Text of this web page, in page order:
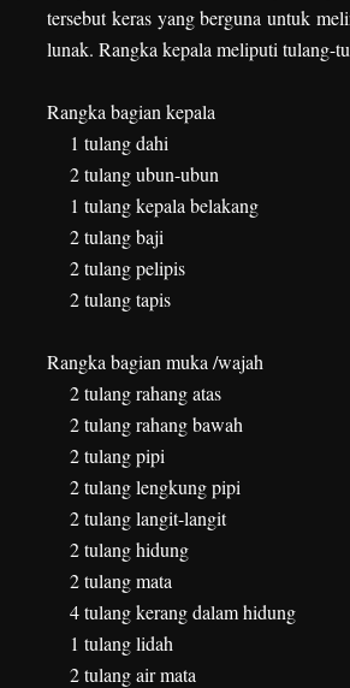
tersebut keras yang berguna untuk
lunak. Rangka kepala meliputi tulang-
Rangka bagian kepala
1 tulang dahi
2 tulang ubun-ubun
1 tulang kepala belakang
2 tulang baji
2 tulang pelipis
2 tulang tapis
Rangka bagian muka /wajah
2 tulang rahang atas
2 tulang rahang bawah
2 tulang pipi
2 tulang lengkung pipi
2 tulang langit-langit
2 tulang hidung
2 tulang mata
4 tulang kerang dalam hidung
1 tulang lidah
2 tulang air mata